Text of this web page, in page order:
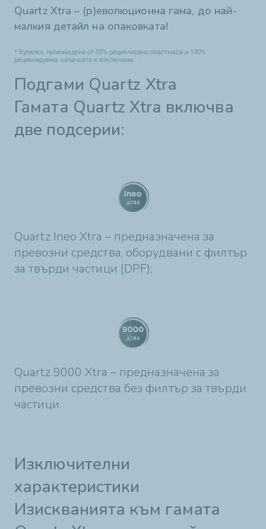
Quartz Xtra – (р)еволюционна гама, до най-
малкия детайл на опаковката!
* Бутилка, произведена от 50% рециклирана пластмаса и 100%
рециклируема: капачката е изключена.
Подгами Quartz Xtra
Гамата Quartz Xtra включва
две подсерии:
Quartz Ineo Xtra – предназначена за
превозни средства, оборудвани с филтър
за твърди частици (DPF);
Quartz 9000 Xtra – предназначена за
превозни средства без филтър за твърди
частици.
Изключителни
характеристики
Изискванията към гамата